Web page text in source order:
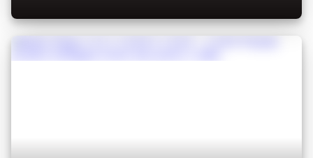
rozwijanych pakietów zasobów.